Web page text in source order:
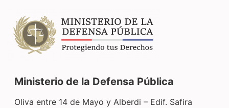
Ministerio de la Defensa Pública
Oliva entre 14 de Mayo y Alberdi – Edif. Safira